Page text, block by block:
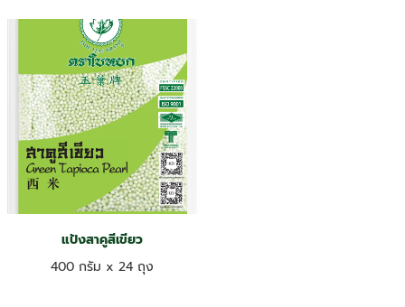
แป้งสาคูสีเขียว
400 กรัม x 24 ถุง